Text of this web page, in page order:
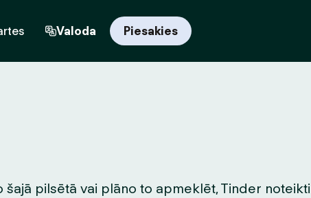
Valoda Piesakies
pilsētā vai plāno to apmeklēt, Tinder noteikti